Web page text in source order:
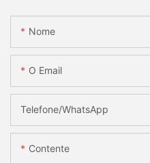
Nome
O Email
Telefone/whatsApp
Contente